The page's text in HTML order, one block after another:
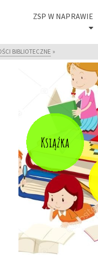
ZSP W NAPRAWIE
BIBLIOTECZNE »